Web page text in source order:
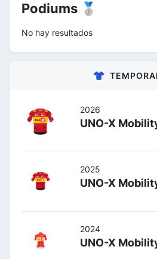
Podiums 🥈
No hay resultados
2026
UNO-X
2025
UNO-X
2024
UNO-X